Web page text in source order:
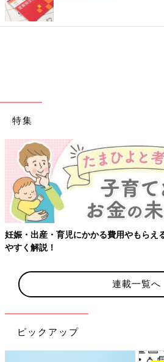
特集
妊娠・出産・育児にかかる費用やもらえ
やすく解説！
連載一覧へ
ピックアップ